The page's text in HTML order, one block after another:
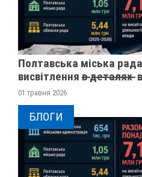
Полтавська міська
висвітлення в̶ ̶д̶е̶т̶а̶л̶я̶х̶
01 травня 2026
БЛОГИ